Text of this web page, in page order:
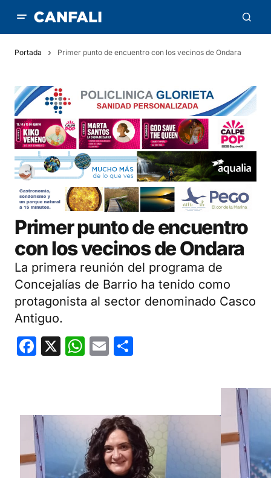
Portada Primer punto de encuentro con los vecinos de Ondara
Primer punto de encuentro
con los vecinos de Ondara
La primera reunión del programa de
Concejalías de Barrio ha tenido como
protagonista al sector denominado Casco
Antiguo.
Facebook
X WhatsApp
Email